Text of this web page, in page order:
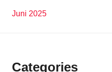
Juni 2025
Categories